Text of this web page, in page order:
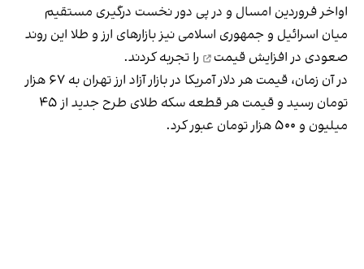
اواخر فروردین امسال و در پی دور نخست درگیری مستقیم
میان اسرائیل و جمهوری اسلامی نیز بازارهای ارز و طلا این روند
صعودی در افزایش قیمت
را تجربه کردند.
در آن زمان، قیمت هر دلار آمریکا در بازار آزاد ارز تهران به ۶۷ هزار
تومان رسید و قیمت هر قطعه سکه طلای طرح جدید از ۴۵
میلیون و ۵۰۰ هزار تومان عبور کرد.